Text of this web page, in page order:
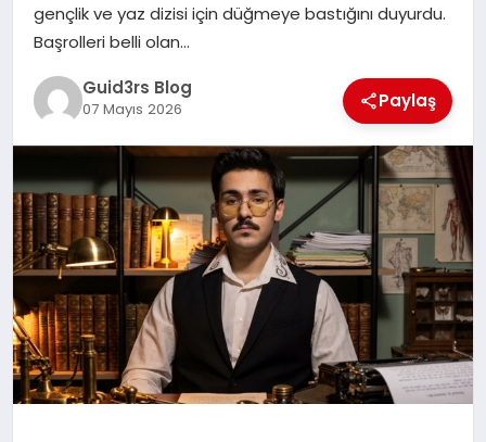
gençlik ve yaz dizisi için düğmeye bastığını duyurdu.
Başrolleri belli olan…
Guid3rs Blog
07 Mayıs 2026 Paylaş